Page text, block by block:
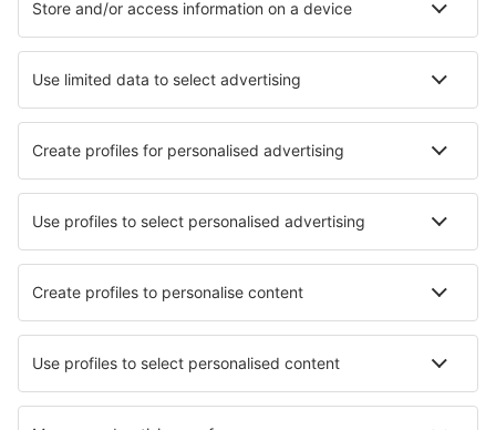
Cazare în Grange Over Sands Cazare în Barnstaple
Cazare în Conway Cazare în Norwich
Cele mai bune locuri de cazare - orașe
Cazare în Denekamp Cazare în Safsufa
Cazare în Niedzica Cazare în Lathrup Village
Cazare în Hummelo Cazare în Albtal-Immeneich
Cazare în Orpierre
Cele mai bune locuri de cazare - regiuni